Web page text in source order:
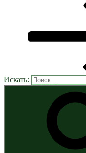
Искать: